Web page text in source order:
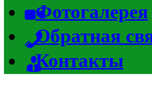
Фотогалерея
Обратная
Контакты